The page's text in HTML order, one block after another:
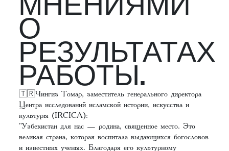
МНЕНИЯМИ
О
РЕЗУЛЬТАТАХ
РАБОТЫ.
🇹🇷Чингиз Томар, заместитель генерального директора
Центра исследований исламской истории, искусства и
культуры (IRCICA):
"Узбекистан для нас — родина, священное место. Это
великая страна, которая воспитала выдающихся богословов
и известных ученых. Благодаря его культурному